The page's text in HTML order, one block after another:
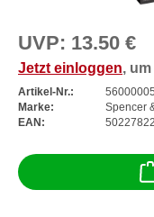
UVP: 13.50 €
Jetzt einloggen,
Artikel-Nr.:
Marke:
Spencer
EAN: